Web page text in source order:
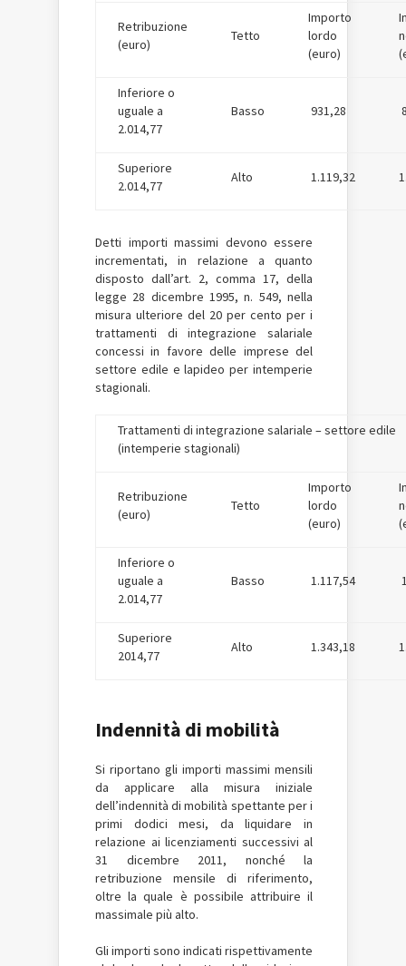
Retribuzione
(euro)
Tetto
Importo
lordo
(euro)
Inferiore o
uguale a
2.014,77
Basso 931,28
Superiore
2.014,77
Alto 1.119,32
Detti importi massimi devono essere
incrementati, in relazione a quanto
disposto dall’art. 2, comma 17, della
legge 28 dicembre 1995, n. 549, nella
misura ulteriore del 20 per cento per i
trattamenti di integrazione salariale
concessi in favore delle imprese del
settore edile e lapideo per intemperie
stagionali.
Trattamenti di integrazione salariale – settore edile
(intemperie stagionali)
Retribuzione
(euro)
Tetto
Importo
lordo
(euro)
Inferiore o
uguale a
2.014,77
Basso 1.117,54
Superiore
2014,77
Alto 1.343,18
Indennità di mobilità
Si riportano gli importi massimi mensili
da applicare alla misura iniziale
dell’indennità di mobilità spettante per i
primi dodici mesi, da liquidare in
relazione ai licenziamenti successivi al
31 dicembre 2011, nonché la
retribuzione mensile di riferimento,
oltre la quale è possibile attribuire il
massimale più alto.
Gli importi sono indicati rispettivamente